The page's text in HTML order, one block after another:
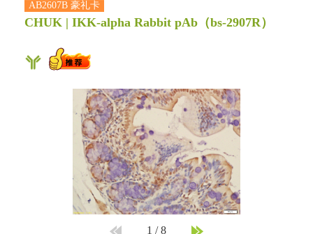
AB2607B 豪礼卡
CHUK | IKK-alpha Rabbit pAb （bs-2907R）
1 /8